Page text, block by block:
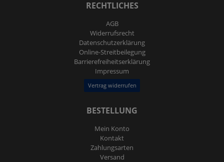
RECHTLICHES
AGB
Widerrufs­recht
Daten­schutz­erklärung
Online-Streitbeilegung
Barrierefreiheitserklärung
Impressum
Vertrag widerrufen
BESTELLUNG
Mein Konto
Kontakt
Zahlungsarten
Versand